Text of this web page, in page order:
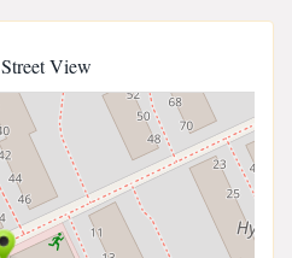
Street View